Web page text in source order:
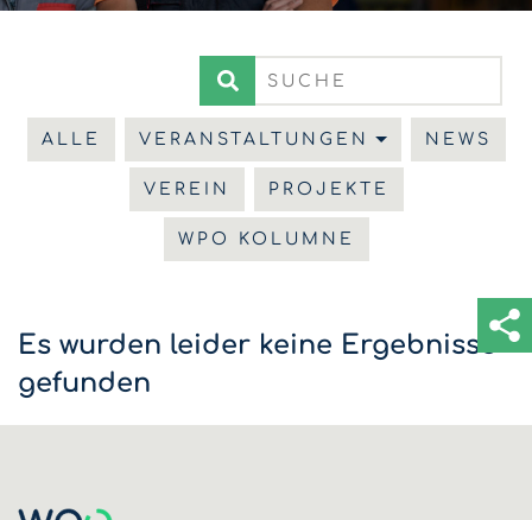
ALLE VERANSTALTUNGEN NEWS
VEREIN PROJEKTE
WPO KOLUMNE
Es wurden leider keine Ergebnisse
gefunden